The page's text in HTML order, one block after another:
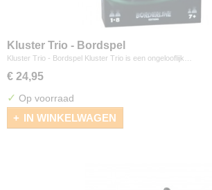
Kluster Trio - Bordspel
Kluster Trio - Bordspel Kluster Trio is een ongelooflijk…
€ 24,95
✓ Op voorraad
IN WINKELWAGEN